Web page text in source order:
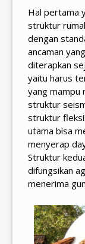
Hal pertama
struktur
dengan
ancaman
diterapkan
yaitu harus
yang mampu
struktur
struktur
utama bisa
menyerap
Struktur
difungsikan
menerima